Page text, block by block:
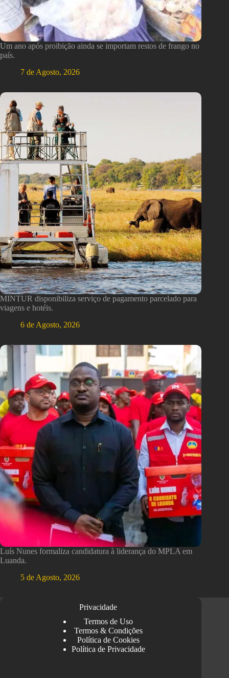
Um ano após proibição ainda se importam restos de frango no
país.
7 de Agosto, 2026
MINTUR disponibiliza serviço de pagamento parcelado para
viagens e hotéis.
6 de Agosto, 2026
Luís Nunes formaliza candidatura à liderança do MPLA em
Luanda.
5 de Agosto, 2026
Privacidade
Termos de Uso
Termos & Condições
Política de Cookies
Política de Privacidade